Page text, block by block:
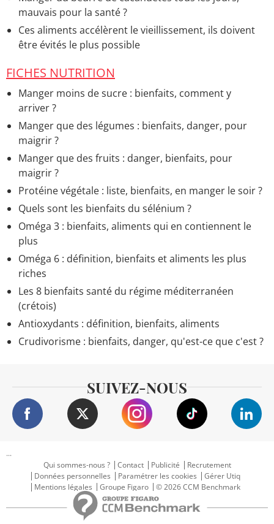
mauvais pour la santé ?
Ces aliments accélèrent le vieillissement, ils doivent
être évités le plus possible
FICHES NUTRITION
Manger moins de sucre : bienfaits, comment y
arriver ?
Manger que des légumes : bienfaits, danger, pour
maigrir ?
Manger que des fruits : danger, bienfaits, pour
maigrir ?
Protéine végétale : liste, bienfaits, en manger le soir ?
Quels sont les bienfaits du sélénium ?
Oméga 3 : bienfaits, aliments qui en contiennent le
plus
Oméga 6 : définition, bienfaits et aliments les plus
riches
Les 8 bienfaits santé du régime méditerranéen
(crétois)
Antioxydants : définition, bienfaits, aliments
Crudivorisme : bienfaits, danger, qu'est-ce que c'est ?
SUIVEZ-NOUS
...
Qui sommes-nous ?
Contact Publicité
Recrutement
Données personnelles
Paramétrer les cookies
Gérer Utiq
Mentions légales
Groupe Figaro © 2026 CCM Benchmark